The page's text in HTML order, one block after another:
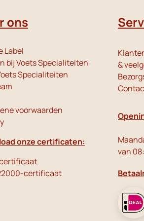
ons
Label
bij Voets Specialiteiten
Specialiteiten
voorwaarden
onze certificaten:
certificaat
&
van